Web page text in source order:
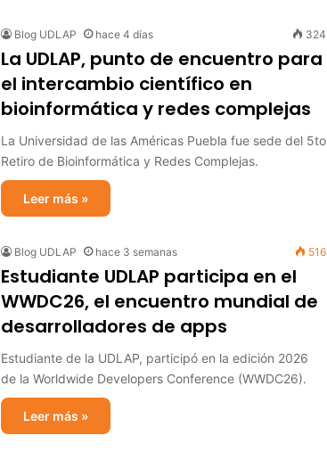
Blog UDLAP hace 4 días 324
La UDLAP, punto de encuentro para
el intercambio científico en
bioinformática y redes complejas
La Universidad de las Américas Puebla fue sede del 5to
Retiro de Bioinformática y Redes Complejas.
Leer más »
Blog UDLAP hace 3 semanas 516
Estudiante UDLAP participa en el
WWDC26, el encuentro mundial de
desarrolladores de apps
Estudiante de la UDLAP, participó en la edición 2026
de la Worldwide Developers Conference (WWDC26).
Leer más »